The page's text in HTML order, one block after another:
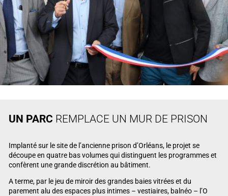
UN PARC REMPLACE UN MUR DE PRISON
Implanté sur le site de l’ancienne prison d’Orléans, le projet se
découpe en quatre bas volumes qui distinguent les programmes et
confèrent une grande discrétion au bâtiment.
A terme, par le jeu de miroir des grandes baies vitrées et du
parement alu des espaces plus intimes – vestiaires, balnéo – l’O